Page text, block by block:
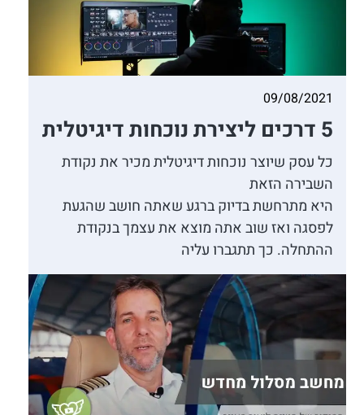
09/08/2021
5 דרכים ליצירת נוכחות דיגיטלית
כל עסק שיוצר נוכחות דיגיטלית מכיר את נקודת
השבירה הזאת
היא מתרחשת בדיוק ברגע שאתה חושב שהגעת
לפסגה ואז שוב אתה מוצא את עצמך בנקודת
ההתחלה. כך תתגברו עליה